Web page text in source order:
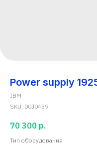
Power supply
IBM
SKU: 00J0439
70 300 р.
Тип оборудования